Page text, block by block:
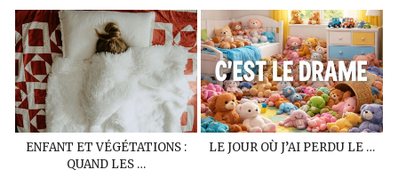
ENFANT ET VÉGÉTATIONS :
QUAND LES …
LE JOUR OÙ J’AI PERDU LE …